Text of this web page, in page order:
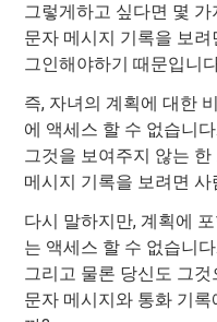
그렇게하고 싶다면 몇 가
문자 메시지 기록을 보
그인해야하기 때문입니
즉, 자녀의 계획에 대한
에 액세스 할 수 없습니
그것을 보여주지 않는
메시지 기록을 보려면
다시 말하지만, 계획에
는 액세스 할 수 없습니
그리고 물론 당신도 그
문자 메시지와 통화 기